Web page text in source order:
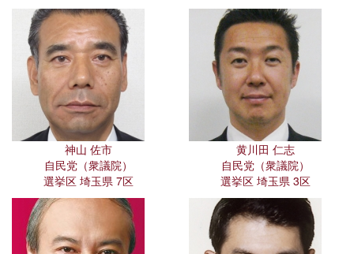
神山 佐市
自民党（衆議院）
選挙区 埼玉県 7区
黄川田 仁志
自民党（衆議院）
選挙区 埼玉県 3区